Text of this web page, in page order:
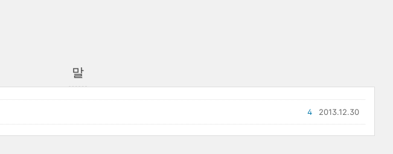
말
2013.12.30
4